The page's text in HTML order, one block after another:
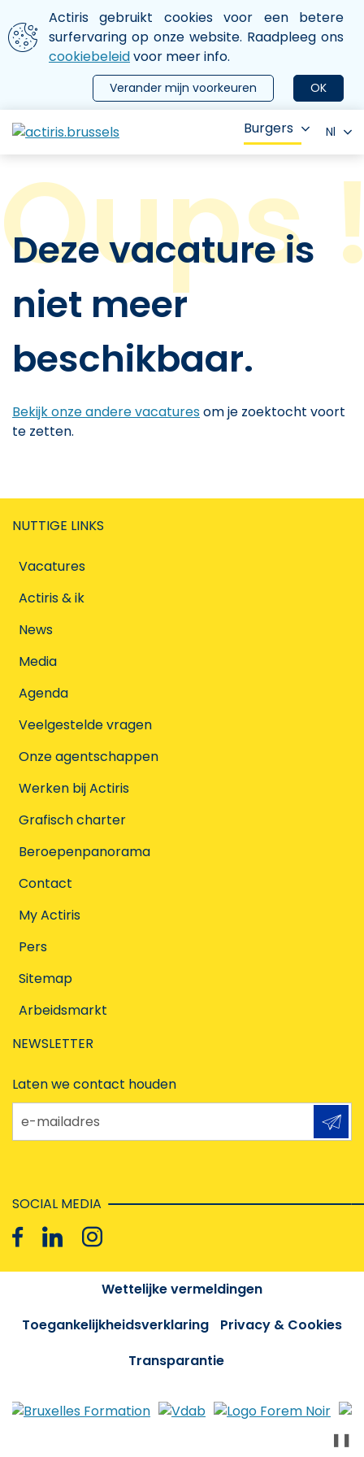
Aller au contenu principal
We gebruiken cookies
Actiris gebruikt cookies voor een betere
surfervaring op onze website. Raadpleeg ons
cookiebeleidvoor meer info.
OK
Verander mijn voorkeuren
le menu
Burgers Nl
Deze vacature is
niet meer
beschikbaar.
Bekijk onze andere vacaturesom je zoektocht voort
te zetten.
NUTTIGE LINKS
Vacatures
Actiris & ik
News
Media
Agenda
Veelgestelde vragen
Onze agentschappen
Werken bij Actiris
Grafisch charter
Beroepenpanorama
Contact
My Actiris
Pers
Sitemap
Arbeidsmarkt
NEWSLETTER
Laten we contact houden
e-mailadres
SOCIAL MEDIA
Wettelijke vermeldingen
Toegankelijkheidsverklaring
Privacy & Cookies
Transparantie
❚❚